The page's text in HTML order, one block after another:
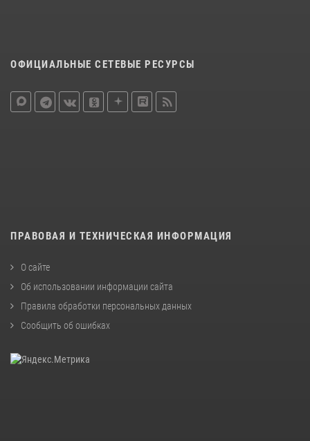
ОФИЦИАЛЬНЫЕ СЕТЕВЫЕ РЕСУРСЫ
ПРАВОВАЯ И ТЕХНИЧЕСКАЯ ИНФОРМАЦИЯ
О сайте
Об использовании информации сайта
Правила обработки персональных данных
Сообщить об ошибках